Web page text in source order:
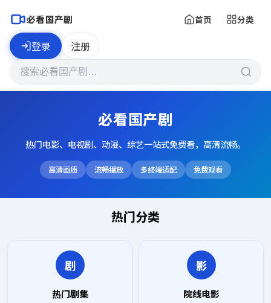
必看国产剧 首页 分类
登录 注册
必看国产剧
热门电影、电视剧、动漫、综艺一站式免费看，高清流畅。
高清画质 流畅播放 多终端适配 免费观看
热门分类
剧
热门剧集
影
院线电影